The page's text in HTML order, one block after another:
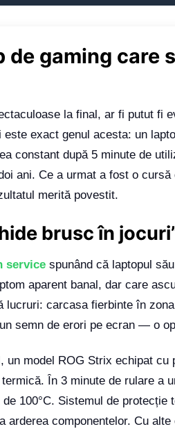
gaming care
la final, ar fi putut fi
exact genul acesta: un
constant după 5 minute de
ani. Ce a urmat a fost o
merită povestit.
brusc în
service spunând că laptopul
aparent banal, dar care
lucruri: carcasa fierbinte în
semn de erori pe ecran — o
un model ROG Strix echipat
În 3 minute de rulare a
100°C. Sistemul de protecție
arderea componentelor. Cu